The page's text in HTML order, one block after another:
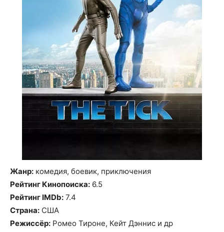
Жанр: комедия, боевик, приключения
Рейтинг Кинопоиска: 6.5
Рейтинг IMDb: 7.4
Страна: США
Режиссёр: Ромео Тироне, Кейт Дэннис и др